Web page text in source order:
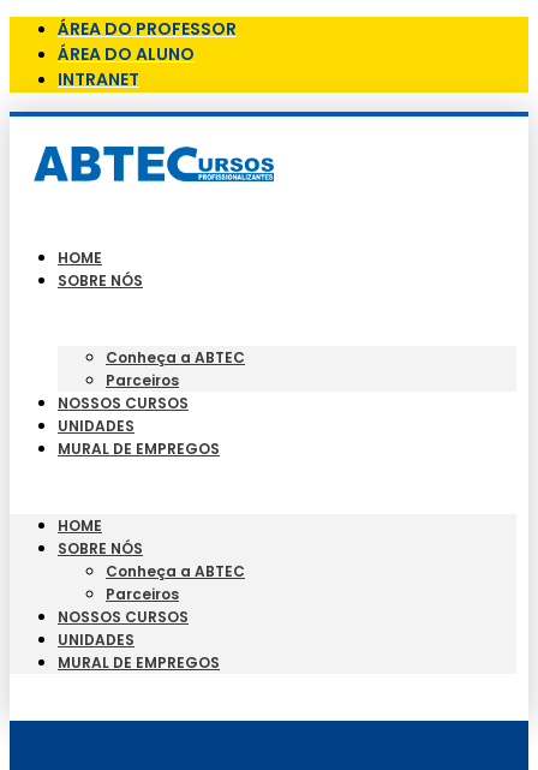
ÁREA DO PROFESSOR
ÁREA DO ALUNO
INTRANET
HOME
SOBRE NÓS
Conheça a ABTEC
Parceiros
NOSSOS CURSOS
UNIDADES
MURAL DE EMPREGOS
HOME
SOBRE NÓS
Conheça a ABTEC
Parceiros
NOSSOS CURSOS
UNIDADES
MURAL DE EMPREGOS